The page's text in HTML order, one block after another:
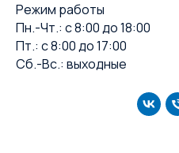
Режим работы
Пн.-Чт.: с 8:00 до 18:00
Пт.: с 8:00 до 17:00
Сб.-Вс.: выходные